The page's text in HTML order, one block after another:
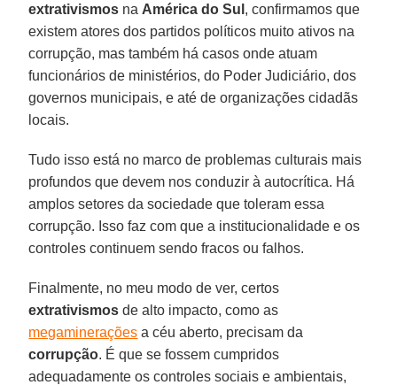
extrativismos na América do Sul , confirmamos que
existem atores dos partidos políticos muito ativos na
corrupção, mas também há casos onde atuam
funcionários de ministérios, do Poder Judiciário, dos
governos municipais, e até de organizações cidadãs
locais.
Tudo isso está no marco de problemas culturais mais
profundos que devem nos conduzir à autocrítica. Há
amplos setores da sociedade que toleram essa
corrupção. Isso faz com que a institucionalidade e os
controles continuem sendo fracos ou falhos.
Finalmente, no meu modo de ver, certos
extrativismos de alto impacto, como as
megaminerações a céu aberto, precisam da
corrupção. É que se fossem cumpridos
adequadamente os controles sociais e ambientais,